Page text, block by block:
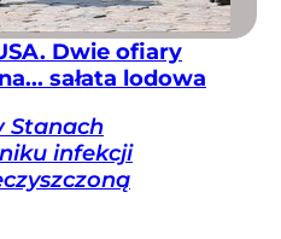
Dwie ofiary
sałata lodowa
Stanach
infekcji